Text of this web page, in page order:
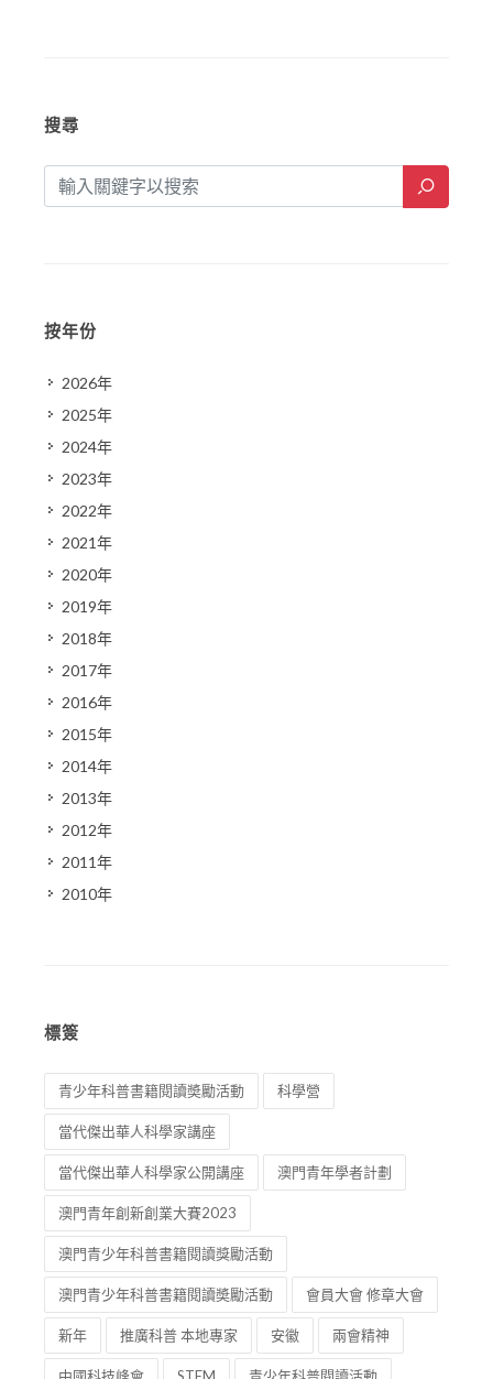
搜尋
按年份
2026年
2025年
2024年
2023年
2022年
2021年
2020年
2019年
2018年
2017年
2016年
2015年
2014年
2013年
2012年
2011年
2010年
標簽
青少年科普書籍閱讀奬勵活動 科學營
當代傑出華人科學家講座
當代傑出華人科學家公開講座 澳門青年學者計劃
澳門青年創新創業大賽2023
澳門青少年科普書籍閱讀獎勵活動
澳門青少年科普書籍閱讀奬勵活動 會員大會 修章大會
新年 推廣科普 本地專家 安徽 兩會精神